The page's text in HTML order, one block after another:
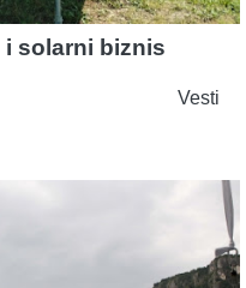
i solarni biznis
Vesti